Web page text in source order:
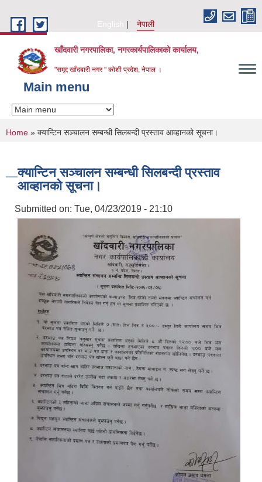
English
नेपाली
खाँदवारी नगरपालिका, नगरकार्यपालिकाको कार्यालय,
"समृद्द खाँदबारी नगर " कोशी प्रदेश, नेपाल ।
Main menu
You are here
Home » क्यान्टिन सञ्चालन सम्बन्धी सिलबन्दी प्रस्ताव आव्हानको सूचना।
क्यान्टिन सञ्चालन सम्बन्धी सिलबन्दी प्रस्ताव
आव्हानको सूचना।
Submitted on: Tue, 04/23/2019 - 21:10